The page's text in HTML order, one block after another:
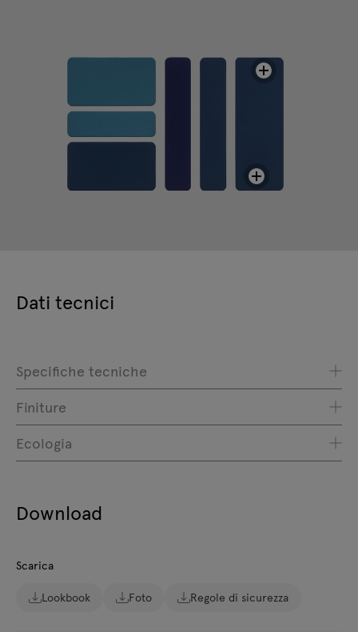
Dati tecnici
Specifiche tecniche
Finiture
Ecologia
Download
Scarica
Lookbook Foto Regole di sicurezza